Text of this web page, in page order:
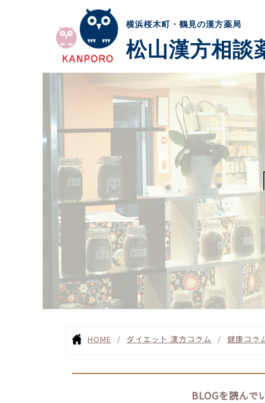
横浜桜木町・鶴見の漢方薬局
松山漢方相談
HOME ダイエット 漢方コラム 健康コラ
BLOGを読んで